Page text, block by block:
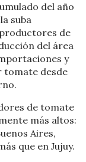
del año
suba
de
del área
y
tomate desde
de tomate
más altos:
Aires,
que en Jujuy.